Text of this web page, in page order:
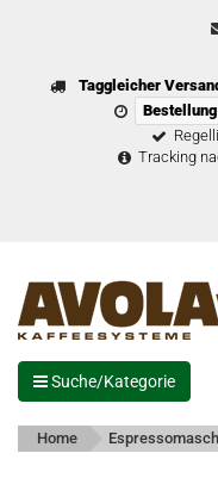
Taggleicher
Tracking
Suche/Kategorie
Home